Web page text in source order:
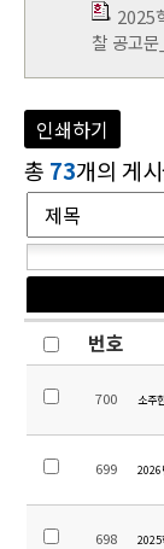
2025
찰 공고
인쇄하기
총 73개의 게
번호
700 소주
699 2026
698 2025